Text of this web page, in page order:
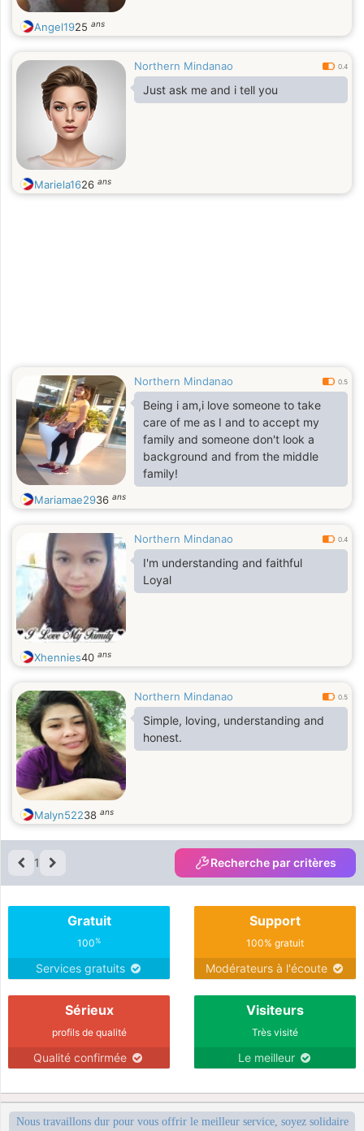
Angel1925 ans
Northern Mindanao 0.4
Just ask me and i tell you
Mariela1626 ans
Northern Mindanao 0.5
Being i am,i love someone to take
care of me as I and to accept my
family and someone don't look a
background and from the middle
family!
Mariamae2936 ans
Northern Mindanao 0.4
I'm understanding and faithful
Loyal
Xhennies40 ans
Northern Mindanao 0.5
Simple, loving, understanding and
honest.
Malyn52238 ans
1 Recherche par critères
Gratuit
100%
Services gratuits
Support
100% gratuit
Modérateurs à l'écoute
Sérieux
profils de qualité
Qualité confirmée
Visiteurs
Très visité
Le meilleur
Nous travaillons dur pour vous offrir le meilleur service, soyez solidaire